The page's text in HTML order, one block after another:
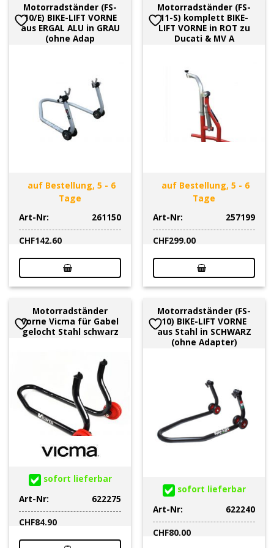
Motorradständer (FS-
10/E) BIKE-LIFT VORNE
aus ERGAL ALU in GRAU
(ohne Adap
auf Bestellung, 5 - 6
Tage
Art-Nr:
261150
CHF142.60
Motorradständer (FS-
11-S) komplett BIKE-
LIFT VORNE in ROT zu
Ducati & MV A
auf Bestellung, 5 - 6
Tage
Art-Nr:
257199
CHF299.00
Motorradständer
vorne Vicma für Gabel
gelocht Stahl schwarz
sofort lieferbar
Art-Nr:
622275
CHF84.90
Motorradständer (FS-
10) BIKE-LIFT VORNE
aus Stahl in SCHWARZ
(ohne Adapter)
sofort lieferbar
Art-Nr:
622240
CHF80.00